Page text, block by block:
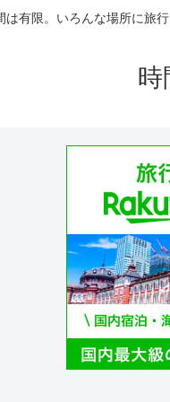
は有限。いろんな場所に旅
時